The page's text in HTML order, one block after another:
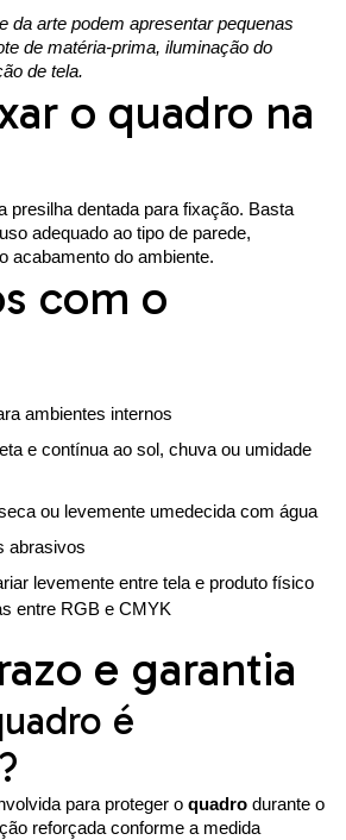
da arte podem apresentar pequenas
de matéria-prima, iluminação do
de tela.
o quadro na
presilha dentada para fixação. Basta
adequado ao tipo de parede,
acabamento do ambiente.
com o
ambientes internos
e contínua ao sol, chuva ou umidade
ou levemente umedecida com água
abrasivos
levemente entre tela e produto físico
entre RGB e CMYK
e garantia
é
para proteger o quadro durante o
reforçada conforme a medida